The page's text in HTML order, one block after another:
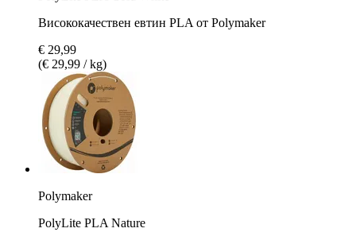
Висококачествен евтин PLA от Polymaker
€ 29,99
(€ 29,99 / kg)
Polymaker
PolyLite PLA Nature